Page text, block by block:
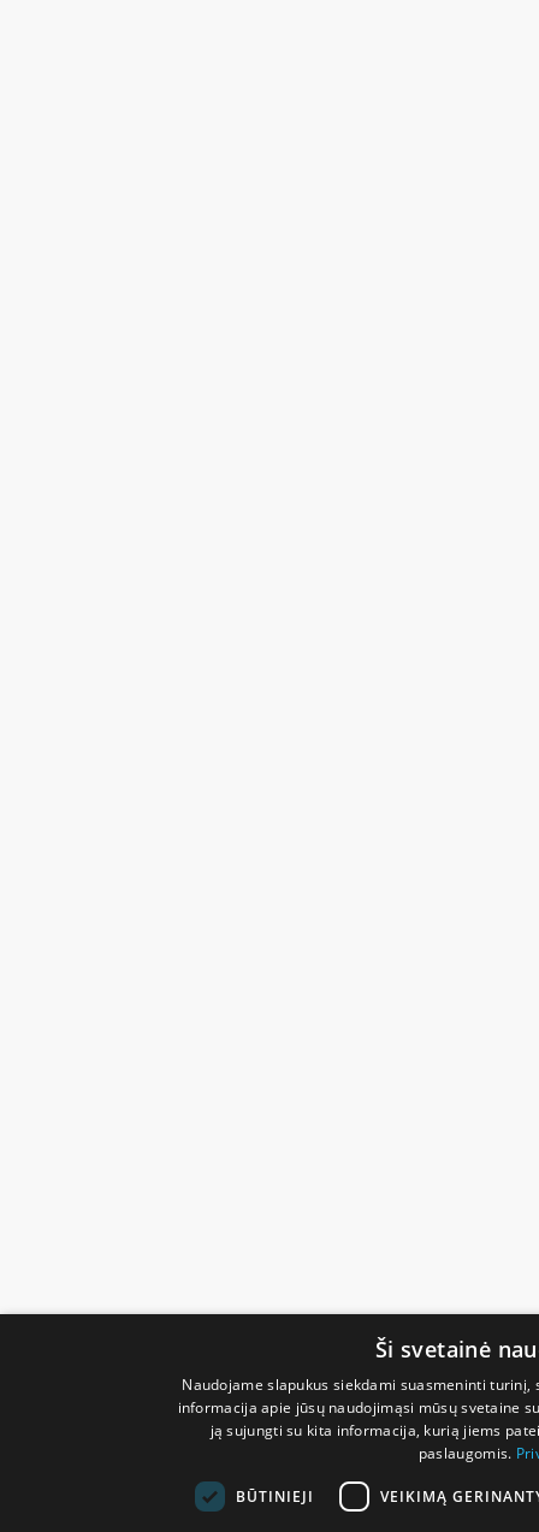
Ši svetainė
Naudojame slapukus siekdami suasmeninti
informacija apie jūsų naudojimąsi mūsų svetaine
ją sujungti su kita informacija, kurią jiems
paslaugomis.
BŪTINIEJI VEIKIMĄ